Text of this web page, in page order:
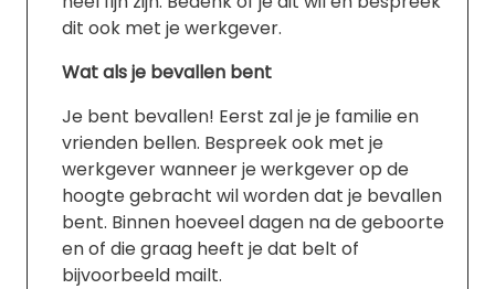
dit ook met je werkgever.
Wat als je bevallen bent
Je bent bevallen! Eerst zal je je familie en
vrienden bellen. Bespreek ook met je
werkgever wanneer je werkgever op de
hoogte gebracht wil worden dat je bevallen
bent. Binnen hoeveel dagen na de geboorte
en of die graag heeft je dat belt of
bijvoorbeeld mailt.